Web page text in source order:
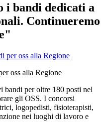
bandi dedicati a
Continueremo
oss alla Regione
bandi per oltre 180 posti nel
gli OSS. I concorsi
logopedisti, fisioterapisti,
nei luoghi di lavoro e